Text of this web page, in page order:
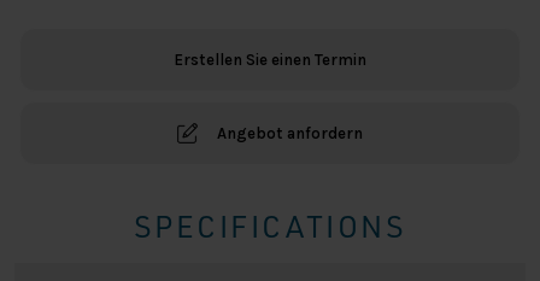
Erstellen Sie einen Termin
Angebot anfordern
SPECIFICATIONS